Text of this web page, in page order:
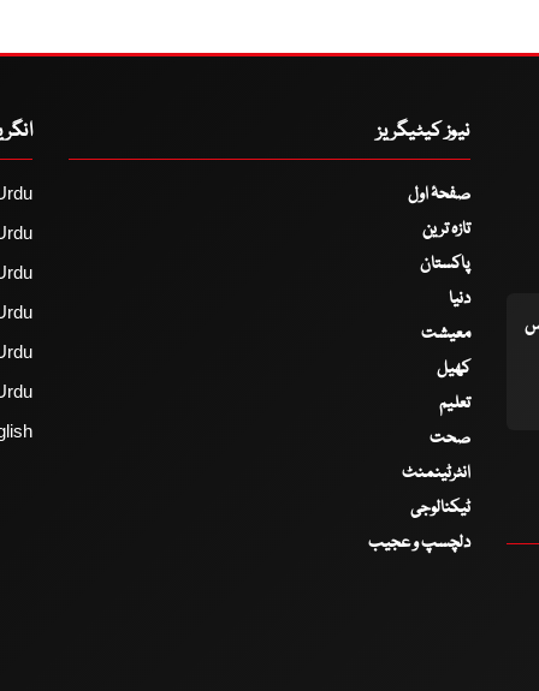
نیوز کیٹیگریز
صفحۂ اول
تازہ ترین
پاکستان
دنیا
معیشت
کھیل
تعلیم
صحت
انٹرٹینمنٹ
ٹیکنالوجی
دلچسپ و عجیب